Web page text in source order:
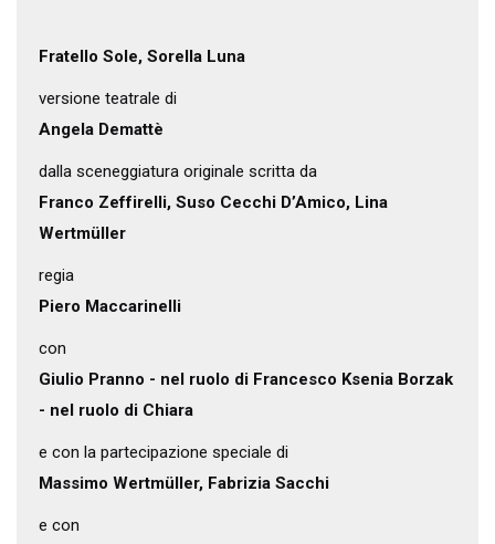
Fratello Sole, Sorella Luna
versione teatrale di
Angela Demattè
dalla sceneggiatura originale scritta da
Franco Zeffirelli, Suso Cecchi D’Amico, Lina
Wertmüller
regia
Piero Maccarinelli
con
Giulio Pranno - nel ruolo di Francesco Ksenia Borzak
- nel ruolo di Chiara
e con la partecipazione speciale di
Massimo Wertmüller, Fabrizia Sacchi
e con